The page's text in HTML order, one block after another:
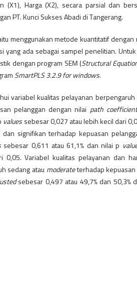
(X1), Harga (X2), secara parsial dan
PT. Kunci Sukses Abadi di Tangerang.
menggunakan metode kuantitatif dengan
yang ada sebagai sampel penelitian.
dengan program SEM (Structural
SmartPLS 3.2.9 for windows.
variabel kualitas pelayanan berpengaruh
pelanggan dengan nilai
path
values sebesar 0,027 atau lebih kecil dari
signifikan terhadap kepuasan
sebesar 0,611 atau 61,1% dan nilai p
0,05. Variabel kualitas pelayanan dan
sedang atau moderateterhadap kepuasan
sebesar 0,497 atau 49,7% dan 50,3%